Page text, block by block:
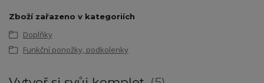
Zboží zařazeno v kategoriích
Doplňky
Funkční ponožky, podkolenky